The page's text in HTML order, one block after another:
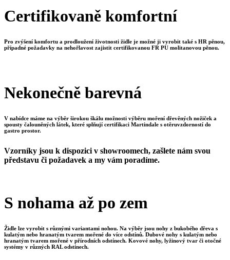
Certifikovaně komfortní
Pro zvýšení komfortu a prodloužení životnosti židle je možné ji vyrobit také s HR pěnou,
případné požadavky na nehořlavost zajistit certifikovanou FR PU molitanovou pěnou.
Nekonečně barevná
V nabídce máme na výběr širokou škálu možnosti výběru moření dřevěných nožiček a
spousty čalouněných látek, které splňují certifikaci Martindale s otěruvzdorností do
gastro prostor.
Vzorníky jsou k dispozici v showroomech, zašlete nám svou
představu či požadavek a my vám poradíme.
S nohama až po zem
Židle lze vyrobit s různými variantami nohou. Na výběr jsou nohy z bukobého dřeva s
kulatým nebo hranatým tvarem mořené do více odstínů. Dubové nohy s kulatým nebo
hranatým tvarem mořené v přírodních odstínech. Kovové nohy, lyžinový tvar či otočné
systémy v různých RAL odstínech.